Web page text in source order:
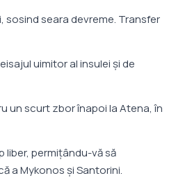
sosind seara devreme. Transfer
uimitor al insulei şi de
un scurt zbor înapoi la Atena, în
permițându-vă să
a Mykonos și Santorini.